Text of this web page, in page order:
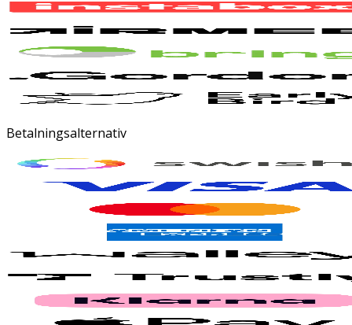
Betalningsalternativ